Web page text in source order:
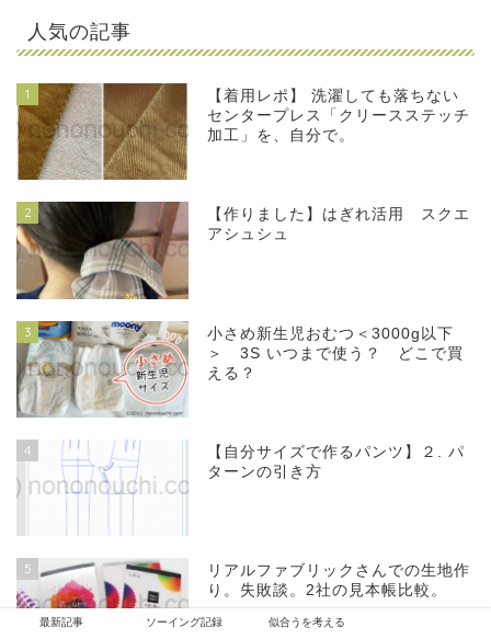
人気の記事
1
【着用レポ】 洗濯しても落ちない
センタープレス「クリースステッチ
加工」を、自分で。
2
【作りました】はぎれ活用 スクエ
アシュシュ
3
小さめ新生児おむつ＜3000g以下
＞ 3S いつまで使う？ どこで買
える？
4
【自分サイズで作るパンツ】２. パ
ターンの引き方
5
リアルファブリックさんでの生地作
り。失敗談。2社の見本帳比較。
最新記事 ソーイング記録 似合うを考える